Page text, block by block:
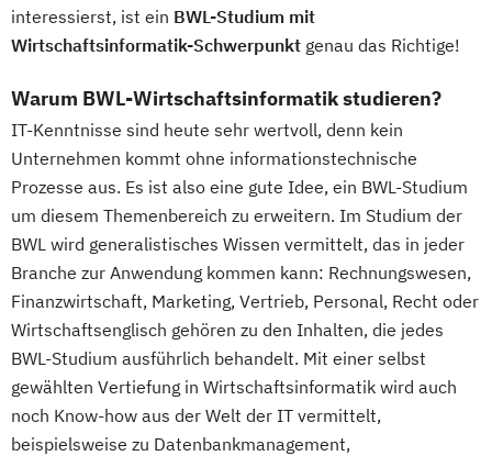
interessierst, ist ein BWL-Studium mit
Wirtschaftsinformatik-Schwerpunkt genau das Richtige!
Warum BWL-Wirtschaftsinformatik studieren?
IT-Kenntnisse sind heute sehr wertvoll, denn kein
Unternehmen kommt ohne informationstechnische
Prozesse aus. Es ist also eine gute Idee, ein BWL-Studium
um diesem Themenbereich zu erweitern. Im Studium der
BWL wird generalistisches Wissen vermittelt, das in jeder
Branche zur Anwendung kommen kann: Rechnungswesen,
Finanzwirtschaft, Marketing, Vertrieb, Personal, Recht oder
Wirtschaftsenglisch gehören zu den Inhalten, die jedes
BWL-Studium ausführlich behandelt. Mit einer selbst
gewählten Vertiefung in Wirtschaftsinformatik wird auch
noch Know-how aus der Welt der IT vermittelt,
beispielsweise zu Datenbankmanagement,